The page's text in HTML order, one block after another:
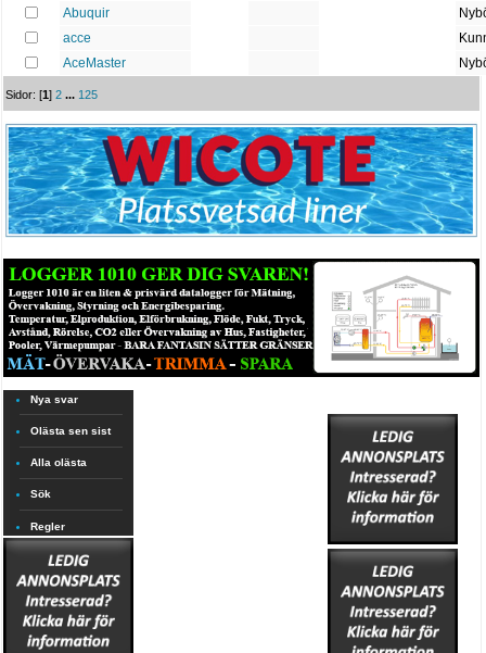
Abuquir
acce
AceMaster
Sidor: [1]2 ...125
Nya svar
Olästa sen sist
Alla olästa
Sök
Regler